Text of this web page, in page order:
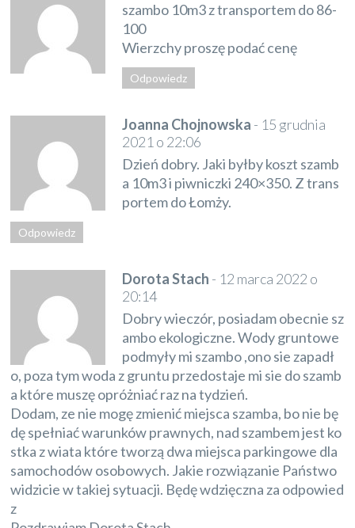
szambo 10m3 z transportem do 86-
100
Wierzchy proszę podać cenę
Odpowiedz
Joanna Chojnowska - 15 grudnia
2021 o 22:06
Dzień dobry. Jaki byłby koszt szamb
a 10m3 i piwniczki 240×350. Z trans
portem do Łomży.
Odpowiedz
Dorota Stach - 12 marca 2022 o
20:14
Dobry wieczór, posiadam obecnie sz
ambo ekologiczne. Wody gruntowe
podmyły mi szambo ,ono sie zapadł
o, poza tym woda z gruntu przedostaje mi sie do szamb
a które muszę opróżniać raz na tydzień.
Dodam, ze nie mogę zmienić miejsca szamba, bo nie bę
dę spełniać warunków prawnych, nad szambem jest ko
stka z wiata które tworzą dwa miejsca parkingowe dla
samochodów osobowych. Jakie rozwiązanie Państwo
widzicie w takiej sytuacji. Będę wdzięczna za odpowied
z